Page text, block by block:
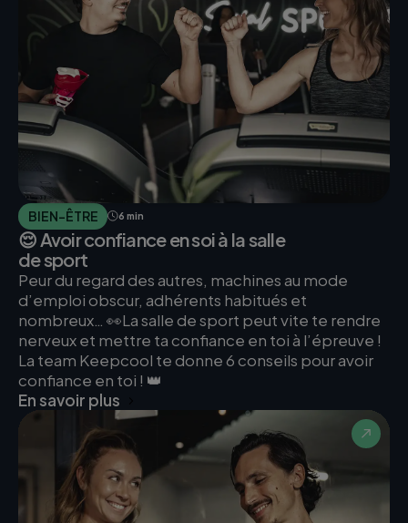
BIEN-ÊTRE 6 min
😌 Avoir confiance en soi à la salle
de sport
Peur du regard des autres, machines au mode
d’emploi obscur, adhérents habitués et
nombreux… 👀La salle de sport peut vite te rendre
nerveux et mettre ta confiance en toi à l’épreuve !
La team Keepcool te donne 6 conseils pour avoir
confiance en toi ! 👑
En savoir plus